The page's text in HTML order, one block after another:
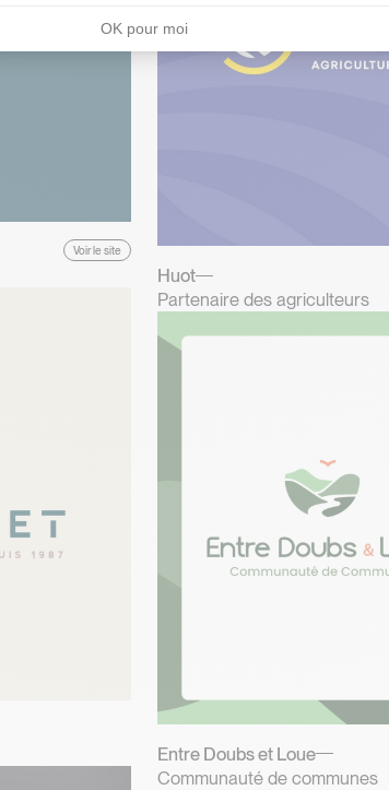
Voir le site
Huot
Partenaire des agriculteurs
Entre Doubs et Loue
Communauté de communes
OK pour moi